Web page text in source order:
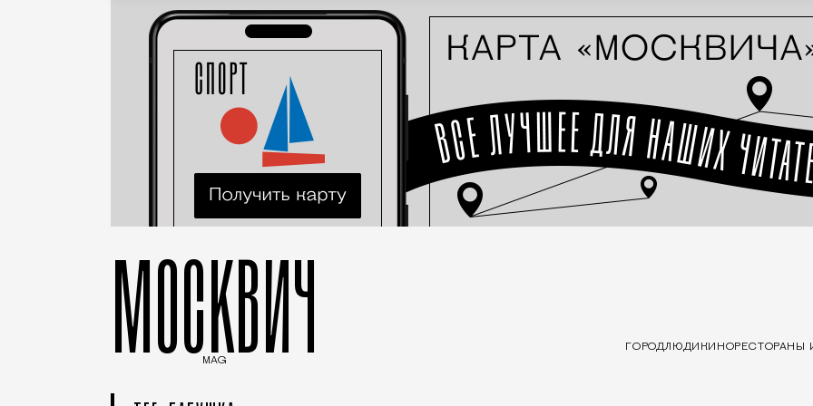
МОСКВИЧ
MAG
ГОРОДЛЮДИ КИНОРЕСТОРАНЫ